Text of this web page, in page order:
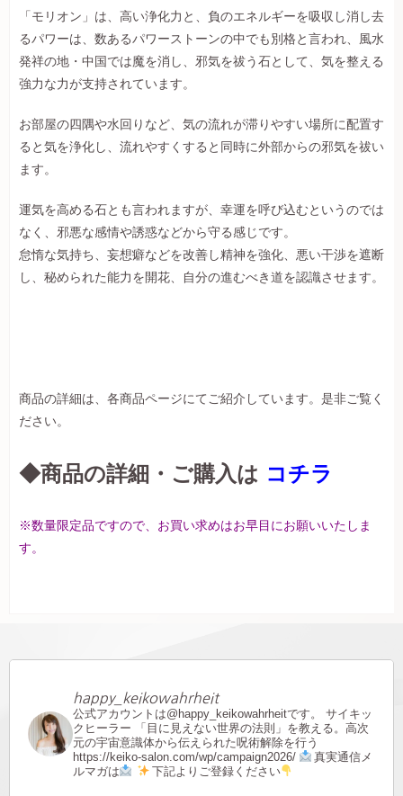
「モリオン」は、高い浄化力と、負のエネルギーを吸収し消し去
るパワーは、数あるパワーストーンの中でも別格と言われ、風水
発祥の地・中国では魔を消し、邪気を祓う石として、気を整える
強力な力が支持されています。
お部屋の四隅や水回りなど、気の流れが滞りやすい場所に配置す
ると気を浄化し、流れやすくすると同時に外部からの邪気を祓い
ます。
運気を高める石とも言われますが、幸運を呼び込むというのでは
なく、邪悪な感情や誘惑などから守る感じです。
怠惰な気持ち、妄想癖などを改善し精神を強化、悪い干渉を遮断
し、秘められた能力を開花、自分の進むべき道を認識させます。
商品の詳細は、各商品ページにてご紹介しています。是非ご覧く
ださい。
◆商品の詳細・ご購入は コチラ
※数量限定品ですので、お買い求めはお早目にお願いいたしま
す。
happy_keikowahrheit
公式アカウントは@happy_keikowahrheitです。
サイキッ
クヒーラー 「目に見えない世界の法則」を教える。高次
元の宇宙意識体から伝えられた呪術解除を行う
https://keiko-salon.com/wp/campaign2026/
真実通信メ
ルマガは
下記よりご登録ください